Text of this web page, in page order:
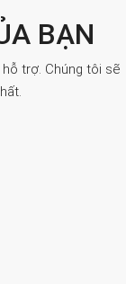
BẠN
trợ. Chúng tôi sẽ